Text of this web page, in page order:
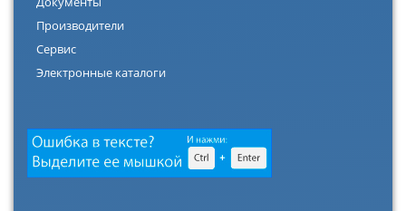
Производители
Сервис
Электронные каталоги